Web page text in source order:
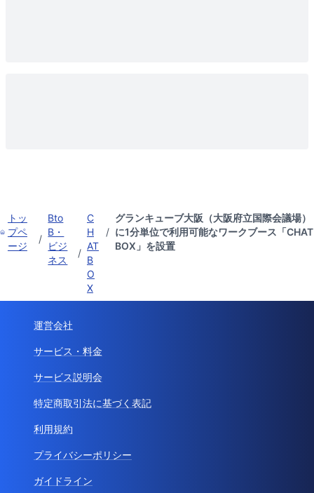
トッ
プペ
ージ
/
Bto
B・
ビジ
ネス
/
C
H
AT
B
O
X
/
グランキューブ大阪（大阪府立国際会議場）
に1分単位で利用可能なワークブース「CHAT
BOX」を設置
運営会社
サービス・料金
サービス説明会
特定商取引法に基づく表記
利用規約
プライバシーポリシー
ガイドライン